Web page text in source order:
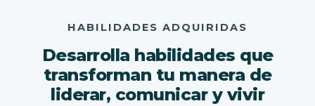
HABILIDADES ADQUIRIDAS
Desarrolla habilidades que
transforman tu manera de
liderar, comunicar y vivir